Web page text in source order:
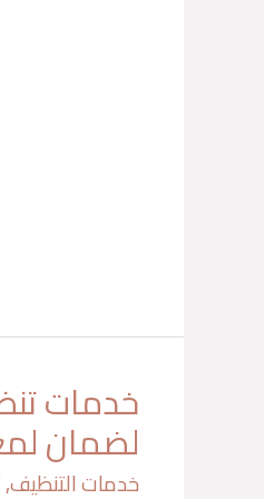
خدمات
لضمان
خدمات التنظيف,
تنظيف
واجهات
بالدمام
لضمان
لمعان
يدوم
طويلًا